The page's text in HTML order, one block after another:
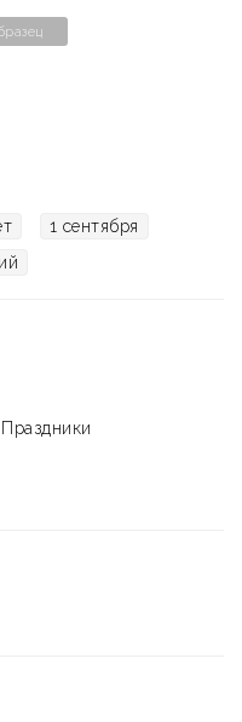
1 сентября
Праздники